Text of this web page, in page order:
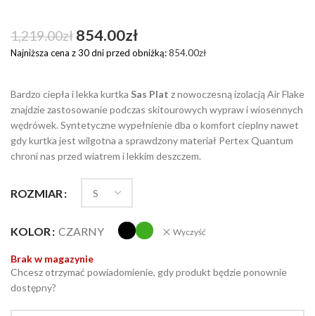
1,219.00zł 854.00zł
Najniższa cena z 30 dni przed obniżką:854.00zł
Bardzo ciepła i lekka kurtka Sas Plat z nowoczesną izolacją Air Flake
znajdzie zastosowanie podczas skitourowych wypraw i wiosennych
wędrówek. Syntetyczne wypełnienie dba o komfort cieplny nawet
gdy kurtka jest wilgotna a sprawdzony materiał Pertex Quantum
chroni nas przed wiatrem i lekkim deszczem.
ROZMIAR
KOLOR CZARNY Wyczyść
Brak w magazynie
Chcesz otrzymać powiadomienie, gdy produkt będzie ponownie
dostępny?